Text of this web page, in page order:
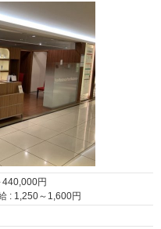
440,000円
: 1,250～ 1,600円